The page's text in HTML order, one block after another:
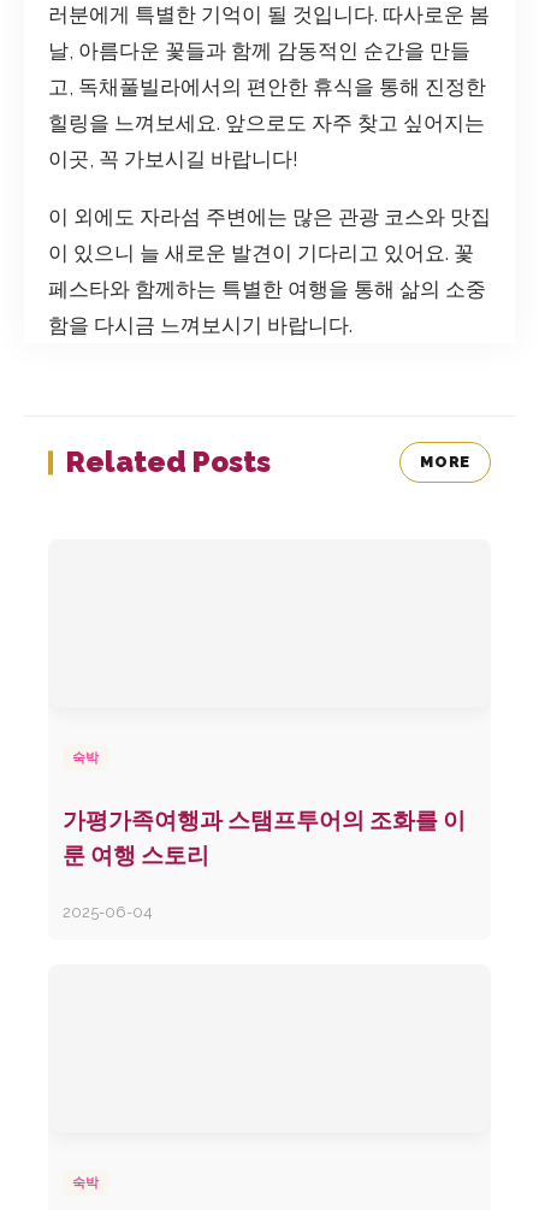
러분에게 특별한 기억이 될 것입니다. 따사로운 봄
날, 아름다운 꽃들과 함께 감동적인 순간을 만들
고, 독채풀빌라에서의 편안한 휴식을 통해 진정한
힐링을 느껴보세요. 앞으로도 자주 찾고 싶어지는
이곳, 꼭 가보시길 바랍니다!
이 외에도 자라섬 주변에는 많은 관광 코스와 맛집
이 있으니 늘 새로운 발견이 기다리고 있어요. 꽃
페스타와 함께하는 특별한 여행을 통해 삶의 소중
함을 다시금 느껴보시기 바랍니다.
Related Posts MORE
숙박
가평가족여행과 스탬프투어의 조화를 이
룬 여행 스토리
2025-06-04
숙박